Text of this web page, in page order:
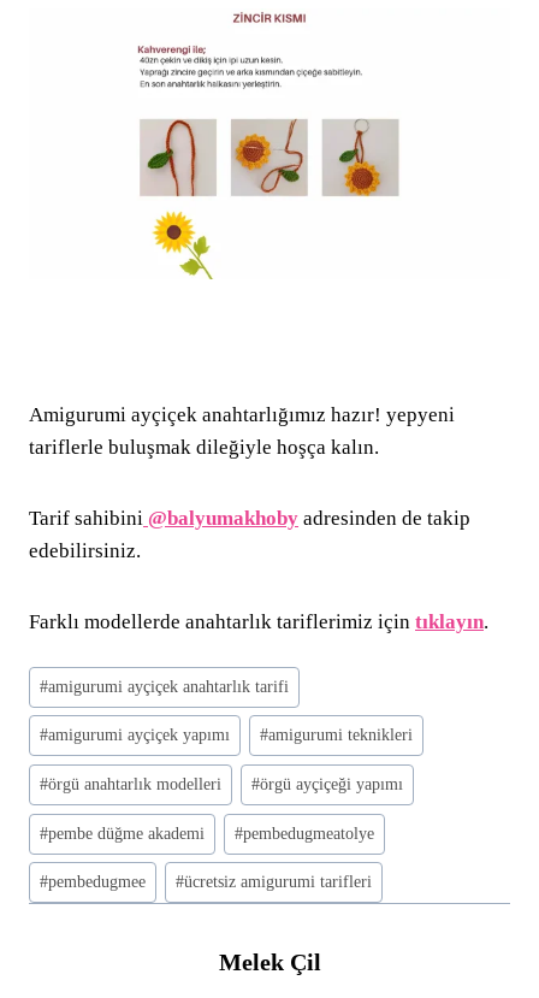
Amigurumi ayçiçek anahtarlığımız hazır! yepyeni
tariflerle buluşmak dileğiyle hoşça kalın.
Tarif sahibini @balyumakhoby adresinden de takip
edebilirsiniz.
Farklı modellerde anahtarlık tariflerimiz için tıklayın.
Post
Tags:
#amigurumi ayçiçek anahtarlık tarifi
#amigurumi ayçiçek yapımı #amigurumi teknikleri
#örgü anahtarlık modelleri #örgü ayçiçeği yapımı
#pembe düğme akademi #pembedugmeatolye
#pembedugmee #ücretsiz amigurumi tarifleri
Melek Çil